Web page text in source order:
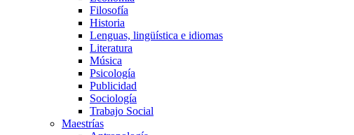
Filosofía
Historia
Lenguas, lingüística e idiomas
Literatura
Música
Psicología
Publicidad
Sociología
Trabajo Social
Maestrías